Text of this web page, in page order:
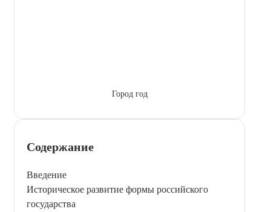
Город год
Содержание
Введение
Историческое развитие формы российского
государства